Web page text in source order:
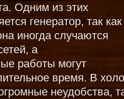
Одним из этих
генератор, так
иногда случаются
а
работы могут
время. В
неудобства,